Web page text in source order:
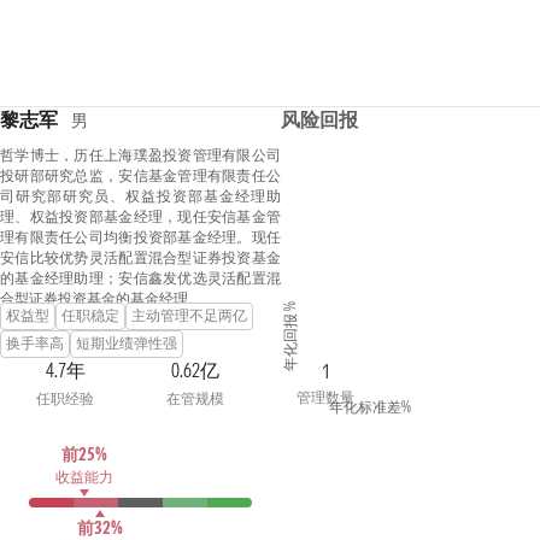
黎志军 男
哲学博士，历任上海璞盈投资管理有限公司
投研部研究总监，安信基金管理有限责任公
司研究部研究员、权益投资部基金经理助
理、权益投资部基金经理，现任安信基金管
理有限责任公司均衡投资部基金经理。现任
安信比较优势灵活配置混合型证券投资基金
的基金经理助理；安信鑫发优选灵活配置混
合型证券投资基金的基金经理。
权益型
任职稳定
主动管理不足两亿
换手率高
短期业绩弹性强
4.7年
任职经验
0.62亿
在管规模
1
管理数量
前25%
收益能力
前32%
风险回报
年化回报 %
年化标准差%